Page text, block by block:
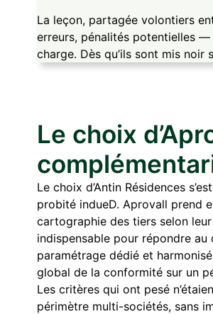
La leçon, partagée volontiers
erreurs, pénalités potentielles —
charge. Dès qu’ils sont mis noir
Le choix
Le choix d’Antin Résidences
probité indueD. Aprovall prend
cartographie des tiers selon
indispensable pour répondre
paramétrage dédié et
global de la conformité sur un
Les critères qui ont pesé
périmètre multi-sociétés, sans